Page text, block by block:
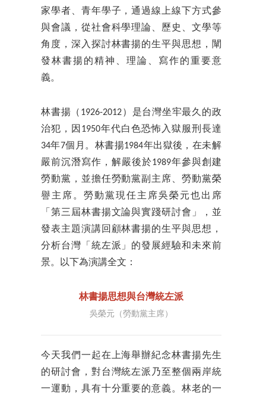
家學者、青年學子，通過線上線下方式參
與會議，從社會科學理論、歷史、文學等
角度，深入探討林書揚的生平與思想，闡
發林書揚的精神、理論、寫作的重要意
義。
林書揚（1926-2012）是台灣坐牢最久的政
治犯，因1950年代白色恐怖入獄服刑長達
34年7個月。林書揚1984年出獄後，在未解
嚴前沉潛寫作，解嚴後於1989年參與創建
勞動黨，並擔任勞動黨副主席、勞動黨榮
譽主席。勞動黨現任主席吳榮元也出席
「第三屆林書揚文論與實踐研討會」，並
發表主題演講回顧林書揚的生平與思想，
分析台灣「統左派」的發展經驗和未來前
景。以下為演講全文：
林書揚思想與台灣統左派
吳榮元（勞動黨主席）
今天我們一起在上海舉辦紀念林書揚先生
的研討會，對台灣統左派乃至整個兩岸統
一運動，具有十分重要的意義。林老的一